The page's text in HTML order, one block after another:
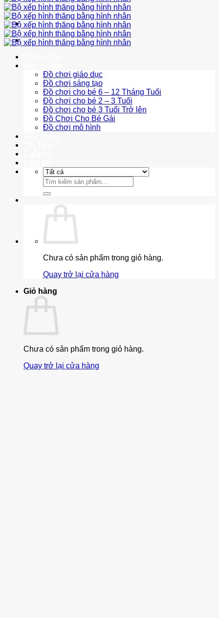
Đồ chơi giáo dục
Đồ chơi sáng tạo
Đồ chơi cho bé 6 – 12 Tháng Tuổi
Đồ chơi cho bé 2 – 3 Tuổi
Đồ chơi cho bé 3 Tuổi Trở lên
Đồ Chơi Cho Bé Gái
Đồ chơi mô hình
Tìm
kiếm:
Chưa có sản phẩm trong giỏ hàng.
Quay trở lại cửa hàng
Giỏ hàng
Chưa có sản phẩm trong giỏ hàng.
Quay trở lại cửa hàng